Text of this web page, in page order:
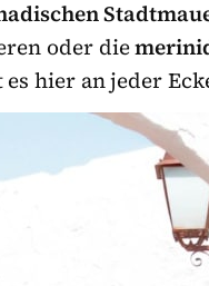
oder die
hier an jeder